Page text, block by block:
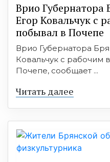
Врио Губернатора
Егор Ковальчук с
побывал в Почепе
Врио Губернатора
Ковальчук с рабочим
Почепе, сообщает ...
Читать далее